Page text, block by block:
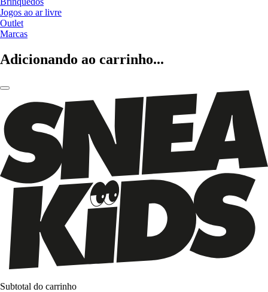
Jogos ao ar livre
Outlet
Marcas
Adicionando ao carrinho...
Subtotal do carrinho